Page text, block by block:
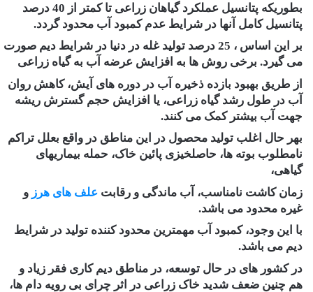
بطوریکه پتانسیل عملکرد گیاهان زراعی تا کمتر از 40 درصد
پتانسیل کامل آنها در شرایط عدم کمبود آب محدود گردد.
بر این اساس ، 25 درصد تولید غله در دنیا در شرایط دیم صورت
می گیرد. برخی روش ها به افزایش عرضه آب به گیاه زراعی
از طریق بهبود بازده ذخیره آب در دوره های آیش، کاهش روان
آب در طول رشد گیاه زراعی، یا افزایش حجم گسترش ریشه
جهت آب بیشتر کمک می کنند.
بهر حال اغلب تولید محصول در این مناطق در واقع بعلل تراکم
نامطلوب بوته ها، حاصلخیزی پائین خاک، حمله بیماریهای
گیاهی،
زمان کاشت نامناسب، آب ماندگی و رقابت علف های هرز و
غیره محدود می باشد.
با این وجود، کمبود آب مهمترین محدود کننده تولید در شرایط
دیم می باشد.
در کشور های در حال توسعه، در مناطق دیم کاری فقر زیاد و
هم چنین ضعف شدید خاک زراعی در اثر چرای بی رویه دام ها،